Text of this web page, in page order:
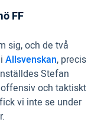
FF
sig, och de två
Allsvenskan, precis
Stefan
och taktiskt
vi inte se under